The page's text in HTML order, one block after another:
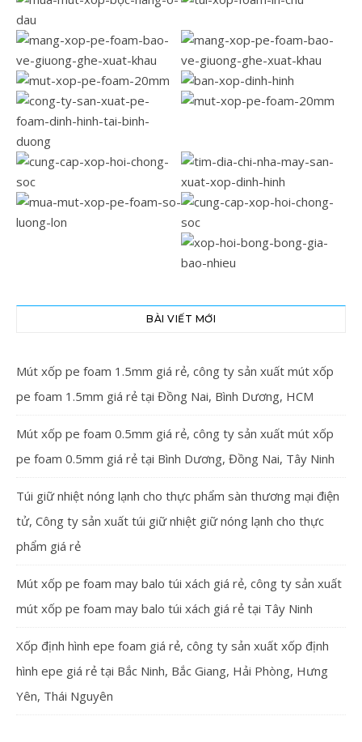
BÀI VIẾT MỚI
Mút xốp pe foam 1.5mm giá rẻ, công ty sản xuất mút xốp
pe foam 1.5mm giá rẻ tại Đồng Nai, Bình Dương, HCM
Mút xốp pe foam 0.5mm giá rẻ, công ty sản xuất mút xốp
pe foam 0.5mm giá rẻ tại Bình Dương, Đồng Nai, Tây Ninh
Túi giữ nhiệt nóng lạnh cho thực phẩm sàn thương mại điện
tử, Công ty sản xuất túi giữ nhiệt giữ nóng lạnh cho thực
phẩm giá rẻ
Mút xốp pe foam may balo túi xách giá rẻ, công ty sản xuất
mút xốp pe foam may balo túi xách giá rẻ tại Tây Ninh
Xốp định hình epe foam giá rẻ, công ty sản xuất xốp định
hình epe giá rẻ tại Bắc Ninh, Bắc Giang, Hải Phòng, Hưng
Yên, Thái Nguyên